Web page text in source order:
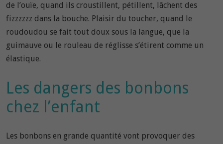
de l’ouïe, quand ils croustillent, pétillent, lâchent des
fizzzzzz dans la bouche. Plaisir du toucher, quand le
roudoudou se fait tout doux sous la langue, que la
guimauve ou le rouleau de réglisse s’étirent comme un
élastique.
Les dangers des bonbons
chez l’enfant
Les bonbons en grande quantité vont provoquer des